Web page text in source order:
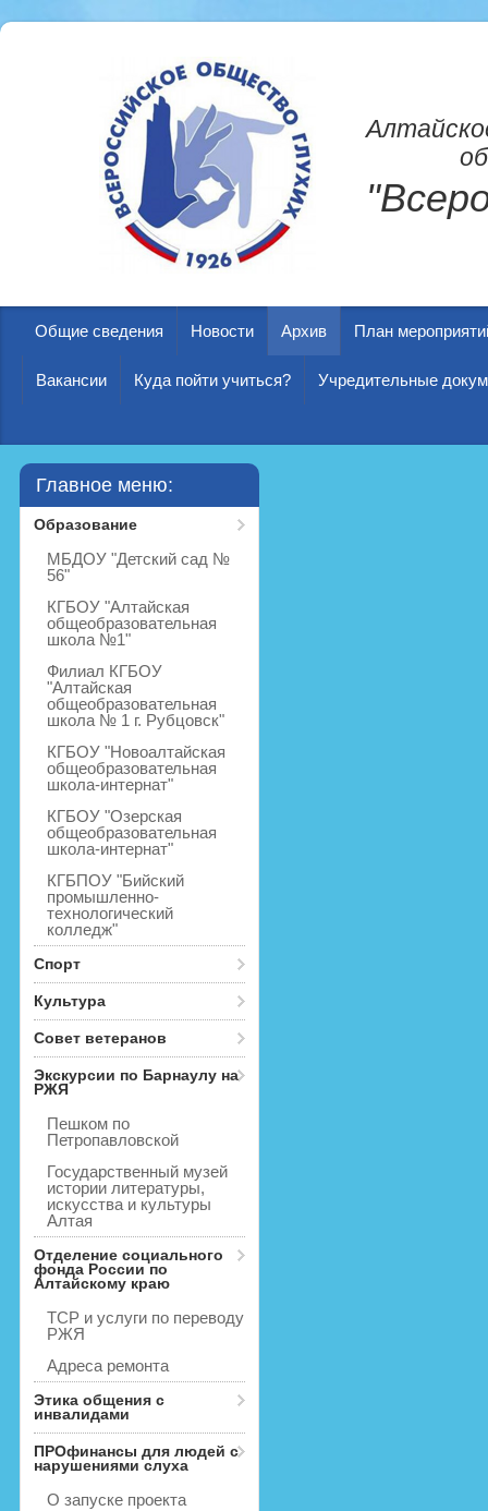
Общие сведения Новости Архив План
Вакансии Куда пойти учиться? Учредительные
Главное меню:
Образование
МБДОУ "Детский сад №
56"
КГБОУ "Алтайская
общеобразовательная
школа №1"
Филиал КГБОУ
"Алтайская
общеобразовательная
школа № 1 г. Рубцовск"
КГБОУ "Новоалтайская
общеобразовательная
школа-интернат"
КГБОУ "Озерская
общеобразовательная
школа-интернат"
КГБПОУ "Бийский
промышленно-
технологический
колледж"
Спорт
Культура
Совет ветеранов
Экскурсии по Барнаулу на
РЖЯ
Пешком по
Петропавловской
Государственный музей
истории литературы,
искусства и культуры
Алтая
Отделение социального
фонда России по
Алтайскому краю
ТСР и услуги по переводу
РЖЯ
Адреса ремонта
Этика общения с
инвалидами
ПРОфинансы для людей с
нарушениями слуха
О запуске проекта